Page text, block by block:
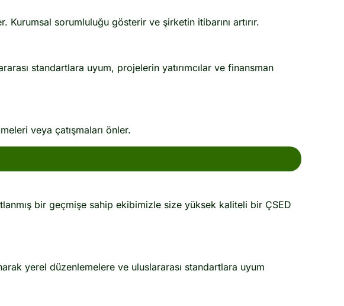
sorumluluğu gösterir ve şirketin itibarını artırır.
standartlara uyum, projelerin yatırımcılar ve finansman
veya çatışmaları önler.
bir geçmişe sahip ekibimizle size yüksek kaliteli bir ÇSED
yerel düzenlemelere ve uluslararası standartlara uyum